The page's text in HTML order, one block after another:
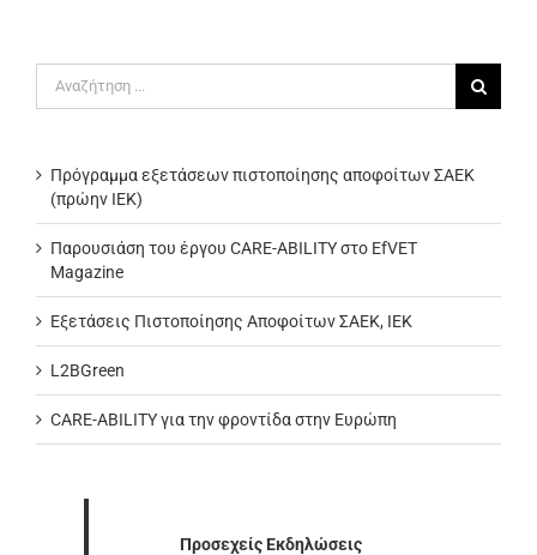
Πρόγραμμα εξετάσεων πιστοποίησης αποφοίτων ΣΑΕΚ
(πρώην ΙΕΚ)
Παρουσιάση του έργου CARE-ABILITY στο EfVET
Magazine
Εξετάσεις Πιστοποίησης Αποφοίτων ΣΑΕΚ, ΙΕΚ
L2BGreen
CARE-ABILITY για την φροντίδα στην Ευρώπη
Προσεχείς Εκδηλώσεις